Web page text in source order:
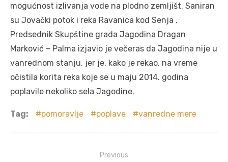
mogućnost izlivanja vode na plodno zemljišt. Saniran
su Jovački potok i reka Ravanica kod Senja .
Predsednik Skupštine grada Jagodina Dragan
Marković – Palma izjavio je večeras da Jagodina nije u
vanrednom stanju, jer je, kako je rekao, na vreme
očistila korita reka koje se u maju 2014. godina
poplavile nekoliko sela Jagodine.
Tag: pomoravlje poplave vanredne mere
Previous